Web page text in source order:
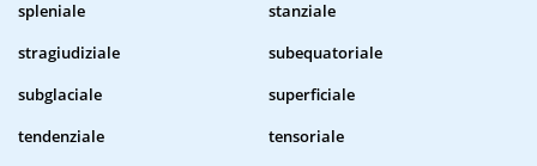
spleniale
stanziale
stragiudiziale
subequatoriale
subglaciale
superficiale
tendenziale
tensoriale